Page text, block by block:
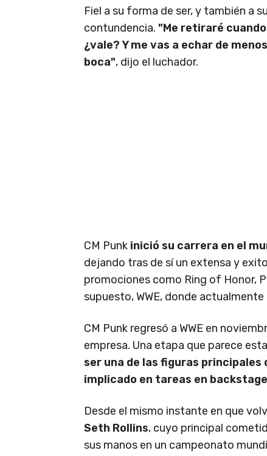
Fiel a su forma de ser, y también a
contundencia. "Me retiraré
¿vale? Y me vas a echar de
boca", dijo el luchador.
CM Punk inició su carrera en el
dejando tras de sí un extensa y
promociones como Ring of Honor,
supuesto, WWE, donde actualmente
CM Punk regresó a WWE en
empresa. Una etapa que parece
ser una de las figuras principales
implicado en tareas en backstage
Desde el mismo instante en que
Seth Rollins, cuyo principal
sus manos en un campeonato